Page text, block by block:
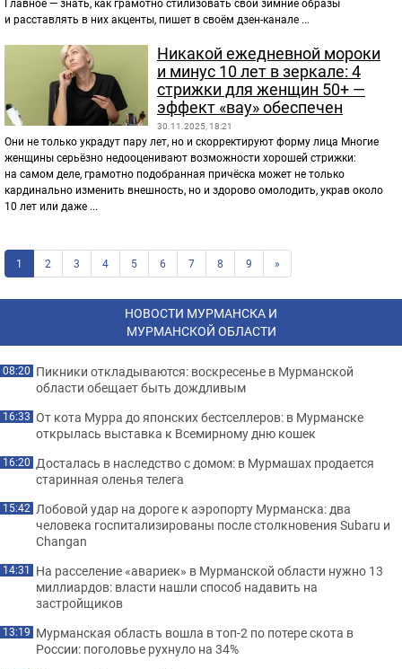
и расставлять в них акценты, пишет в своём дзен-канале ...
Никакой ежедневной мороки
и минус 10 лет в зеркале: 4
стрижки для женщин 50+ —
эффект «вау» обеспечен
30.11.2025, 18:21
Они не только украдут пару лет, но и скорректируют форму лица Многие
женщины серьёзно недооценивают возможности хорошей стрижки:
на самом деле, грамотно подобранная причёска может не только
кардинально изменить внешность, но и здорово омолодить, украв около
10 лет или даже ...
1 2 3 4 5 6 7 8 9 »
НОВОСТИ МУРМАНСКА И
МУРМАНСКОЙ ОБЛАСТИ
08:20 Пикники откладываются: воскресенье в Мурманской
области обещает быть дождливым
16:33 От кота Мурра до японских бестселлеров: в Мурманске
открылась выставка к Всемирному дню кошек
16:20 Досталась в наследство с домом: в Мурмашах продается
старинная оленья телега
15:42 Лобовой удар на дороге к аэропорту Мурманска: два
человека госпитализированы после столкновения Subaru и
Changan
14:31 На расселение «авариек» в Мурманской области нужно 13
миллиардов: власти нашли способ надавить на
застройщиков
13:19 Мурманская область вошла в топ-2 по потере скота в
России: поголовье рухнуло на 34%